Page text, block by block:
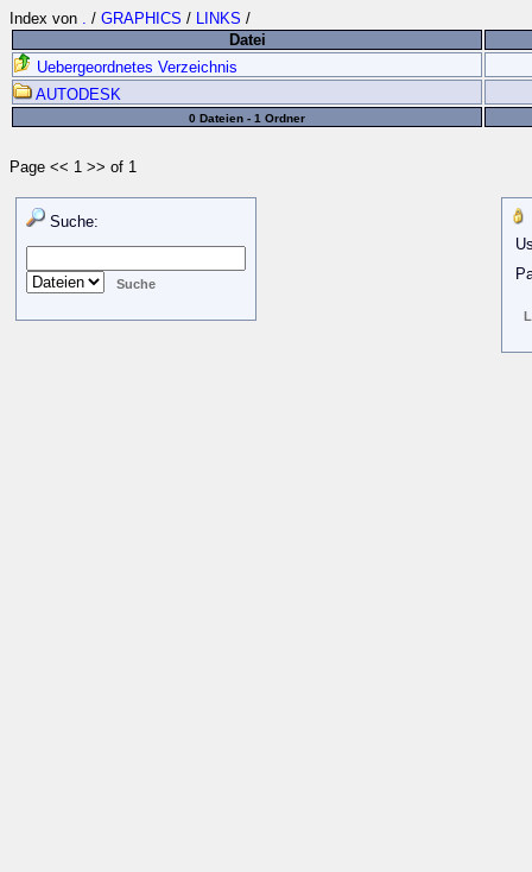
Index von . / GRAPHICS / LINKS /
Datei
Uebergeordnetes Verzeichnis
AUTODESK
0 Dateien - 1 Ordner
Page << 1 >> of 1
Suche: